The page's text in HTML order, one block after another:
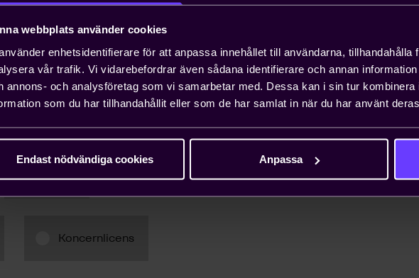
webbplats använder cookies
enhetsidentifierare för att anpassa innehållet till användarna,
vår trafik. Vi vidarebefordrar även sådana identifierare och annan
annons- och analysföretag som vi samarbetar med. Dessa kan i sin tur kombinera
som du har tillhandahållit eller som de har samlat in när du har använt
Endast nödvändiga cookies Anpassa
Referens/ordernummer
6-15 st
Koncernlicens